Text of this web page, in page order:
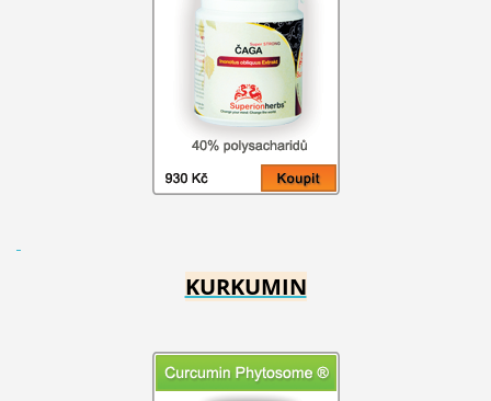
KURKUMIN